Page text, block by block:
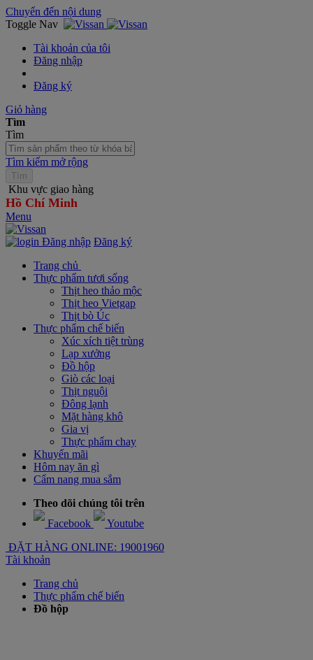
Chuyển đến nội dung
Toggle Nav
Tài khoản của tôi
Đăng nhập
Đăng ký
Giỏ hàng
Tìm
Tìm
Tìm kiếm mở rộng
Tìm
Khu vực giao hàng
Hồ Chí Minh
Menu
Đăng nhập Đăng ký
Trang chủ
Thực phẩm tươi sống
Thịt heo thảo mộc
Thịt heo Vietgap
Thịt bò Úc
Thực phẩm chế biến
Xúc xích tiệt trùng
Lạp xưởng
Đồ hộp
Giò các loại
Thịt nguội
Đông lạnh
Mặt hàng khô
Gia vị
Thực phẩm chay
Khuyến mãi
Hôm nay ăn gì
Cẩm nang mua sắm
Theo dõi chúng tôi trên
Facebook
Youtube
ĐẶT HÀNG ONLINE: 19001960
Tài khoản
Trang chủ
Thực phẩm chế biến
Đồ hộp